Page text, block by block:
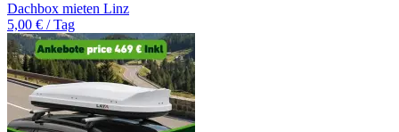
Dachbox mieten Linz
5,00 € / Tag